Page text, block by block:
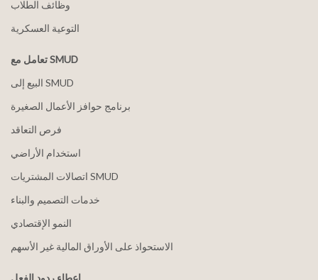
وظائف الطلاب
التوعية العسكرية
تعامل مع SMUD
البيع إلى SMUD
برنامج حوافز الأعمال الصغيرة
فرص التعاقد
استخدام الأراضي
اتصالات المشتريات SMUD
خدمات التصميم والبناء
النمو الإقتصادي
الاستحواذ على الأوراق المالية غير الأسهم
إعطاء ردود الفعل